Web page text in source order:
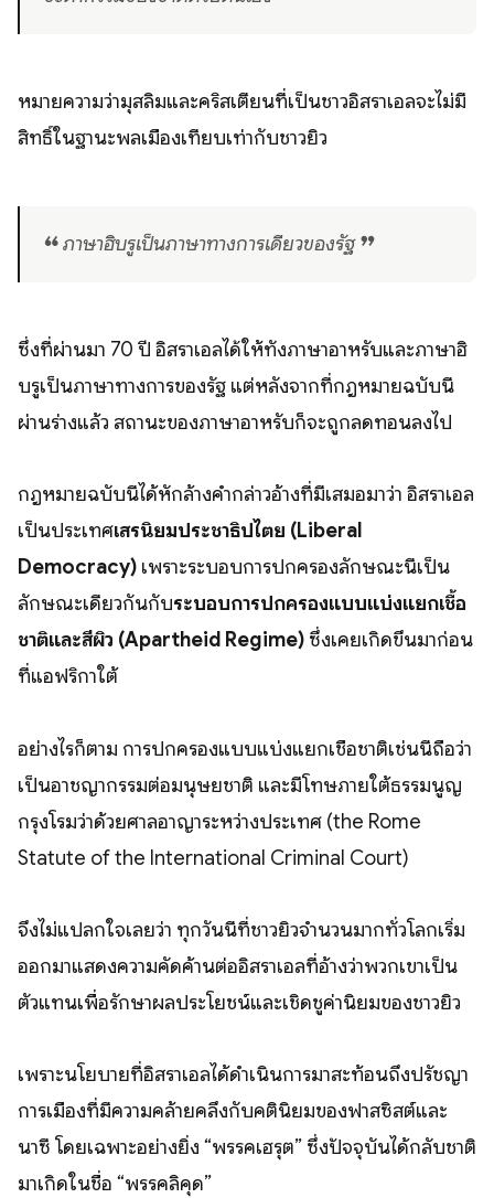
หมายความว่ามุสลิมและคริสเตียนที่เป็นชาวอิสราเอลจะไม่มี
สิทธิ์ในฐานะพลเมืองเทียบเท่ากับชาวยิว
❝ ภาษาฮิบรูเป็นภาษาทางการเดียวของรัฐ ❞
ซึ่งที่ผ่านมา 70 ปี อิสราเอลได้ให้ทั้งภาษาอาหรับและภาษาฮิ
บรูเป็นภาษาทางการของรัฐ แต่หลังจากที่กฎหมายฉบับนี้
ผ่านร่างแล้ว สถานะของภาษาอาหรับก็จะถูกลดทอนลงไป
กฎหมายฉบับนี้ได้หักล้างคำกล่าวอ้างที่มีเสมอมาว่า อิสราเอล
เป็นประเทศเสรีนิยมประชาธิปไตย (Liberal
Democracy) เพราะระบอบการปกครองลักษณะนี้เป็น
ลักษณะเดียวกันกับระบอบการปกครองแบบแบ่งแยกเชื้อ
ชาติและสีผิว (Apartheid Regime) ซึ่งเคยเกิดขึ้นมาก่อน
ที่แอฟริกาใต้
อย่างไรก็ตาม การปกครองแบบแบ่งแยกเชื้อชาติเช่นนี้ถือว่า
เป็นอาชญากรรมต่อมนุษยชาติ และมีโทษภายใต้ธรรมนูญ
กรุงโรมว่าด้วยศาลอาญาระหว่างประเทศ (the Rome
Statute of the International Criminal Court)
จึงไม่แปลกใจเลยว่า ทุกวันนี้ที่ชาวยิวจำนวนมากทั่วโลกเริ่ม
ออกมาแสดงความคัดค้านต่ออิสราเอลที่อ้างว่าพวกเขาเป็น
ตัวแทนเพื่อรักษาผลประโยชน์และเชิดชูค่านิยมของชาวยิว
เพราะนโยบายที่อิสราเอลได้ดำเนินการมาสะท้อนถึงปรัชญา
การเมืองที่มีความคล้ายคลึงกับคตินิยมของฟาสซิสต์และ
นาซี โดยเฉพาะอย่างยิ่ง “พรรคเฮรุต” ซึ่งปัจจุบันได้กลับชาติ
มาเกิดในชื่อ “พรรคลิคุด”